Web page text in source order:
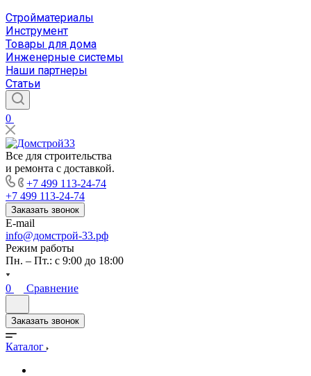
Стройматериалы
Инструмент
Товары для дома
Инженерные системы
Наши партнеры
Статьи
0
Все для строительства
и ремонта с доставкой.
+7 499 113-24-74
+7 499 113-24-74
Заказать звонок
E-mail
info@домстрой-33.рф
Режим работы
Пн. – Пт.: с 9:00 до 18:00
0 Сравнение
Заказать звонок
Каталог